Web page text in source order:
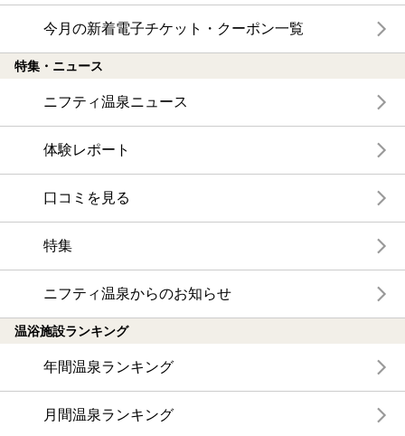
今月の新着電子チケット・クーポン一覧
特集・ニュース
ニフティ温泉ニュース
体験レポート
口コミを見る
特集
ニフティ温泉からのお知らせ
温浴施設ランキング
年間温泉ランキング
月間温泉ランキング